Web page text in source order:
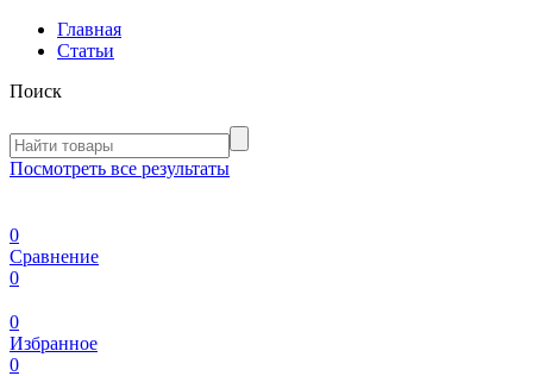
Главная
Статьи
Поиск
Посмотреть все результаты
0
Сравнение
0
0
Избранное
0